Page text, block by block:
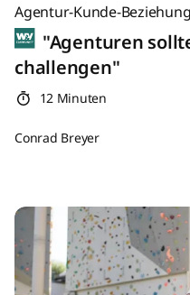
Agentur-Kunde-Beziehung
"Agenturen
challengen"
12 Minuten
Conrad Breyer